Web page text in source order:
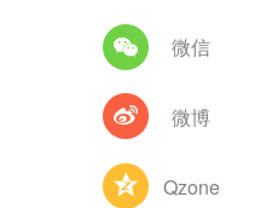
微信
微博
Qzone